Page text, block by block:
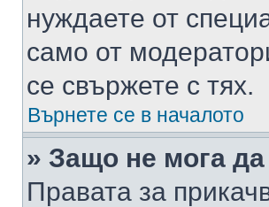
нуждаете от
само от
се свържете с тях.
Върнете се в началото
» Защо не мога
Правата за